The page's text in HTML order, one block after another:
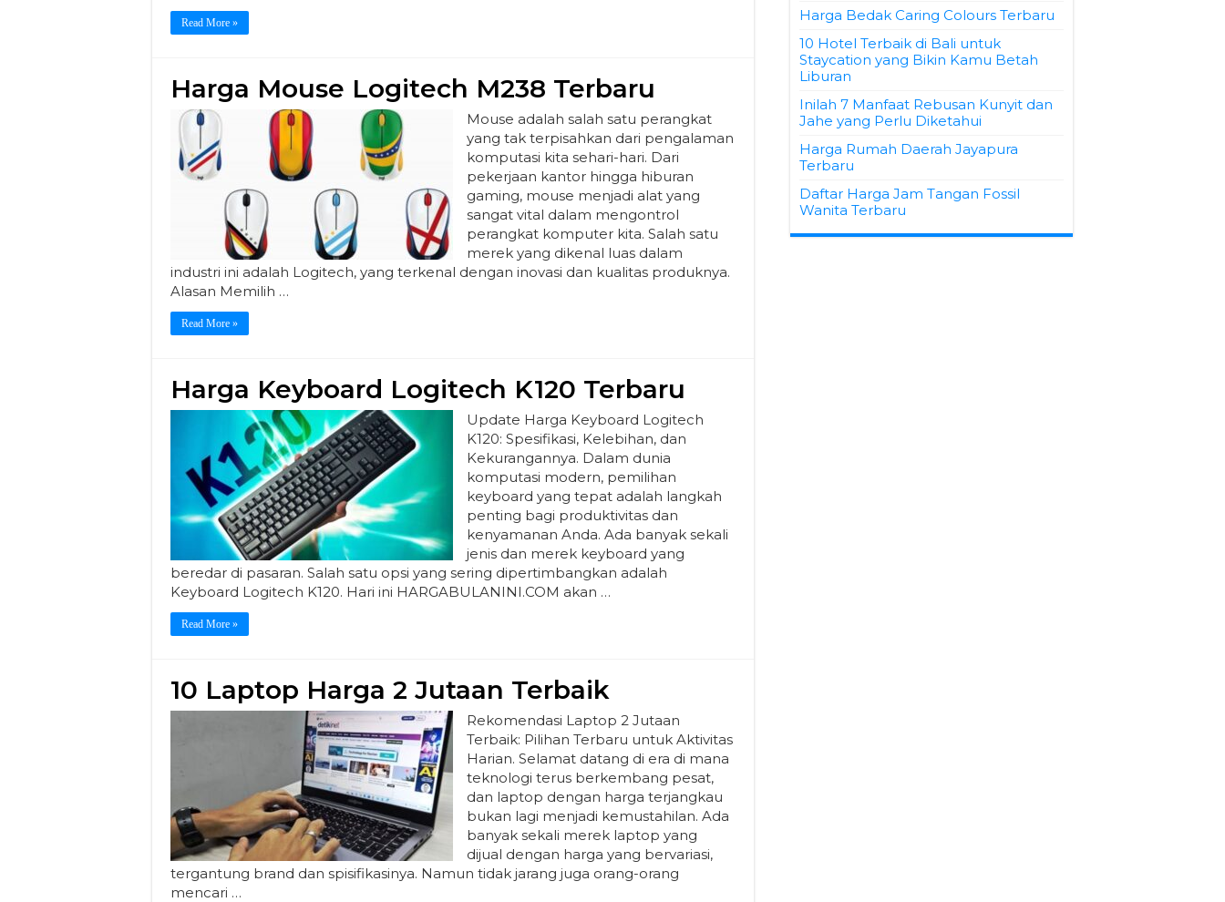
Read More »
Harga Mouse Logitech M238 Terbaru
Mouse adalah salah satu perangkat
yang tak terpisahkan dari pengalaman
komputasi kita sehari-hari. Dari
pekerjaan kantor hingga hiburan
gaming, mouse menjadi alat yang
sangat vital dalam mengontrol
perangkat komputer kita. Salah satu
merek yang dikenal luas dalam
industri ini adalah Logitech, yang terkenal dengan inovasi dan kualitas produknya.
Alasan Memilih …
Read More »
Harga Keyboard Logitech K120 Terbaru
Update Harga Keyboard Logitech
K120: Spesifikasi, Kelebihan, dan
Kekurangannya. Dalam dunia
komputasi modern, pemilihan
keyboard yang tepat adalah langkah
penting bagi produktivitas dan
kenyamanan Anda. Ada banyak sekali
jenis dan merek keyboard yang
beredar di pasaran. Salah satu opsi yang sering dipertimbangkan adalah
Keyboard Logitech K120. Hari ini HARGABULANINI.COM akan …
Read More »
10 Laptop Harga 2 Jutaan Terbaik
Rekomendasi Laptop 2 Jutaan
Terbaik: Pilihan Terbaru untuk Aktivitas
Harian. Selamat datang di era di mana
teknologi terus berkembang pesat,
dan laptop dengan harga terjangkau
bukan lagi menjadi kemustahilan. Ada
banyak sekali merek laptop yang
dijual dengan harga yang bervariasi,
tergantung brand dan spisifikasinya. Namun tidak jarang juga orang-orang
mencari …
Harga Bedak Caring Colours Terbaru
10 Hotel Terbaik di Bali untuk
Staycation yang Bikin Kamu Betah
Liburan
Inilah 7 Manfaat Rebusan Kunyit dan
Jahe yang Perlu Diketahui
Harga Rumah Daerah Jayapura
Terbaru
Daftar Harga Jam Tangan Fossil
Wanita Terbaru